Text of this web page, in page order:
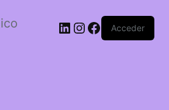
LinkedIn
Instagram
Facebook
Acceder